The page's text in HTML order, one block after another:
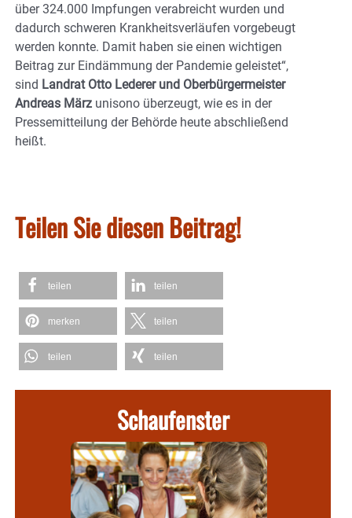
über 324.000 Impfungen verabreicht wurden und
dadurch schweren Krankheitsverläufen vorgebeugt
werden konnte. Damit haben sie einen wichtigen
Beitrag zur Eindämmung der Pandemie geleistet“,
sind Landrat Otto Lederer und Oberbürgermeister
Andreas März unisono überzeugt, wie es in der
Pressemitteilung der Behörde heute abschließend
heißt.
Teilen Sie diesen Beitrag!
teilen teilen
merken teilen
teilen teilen
Schaufenster